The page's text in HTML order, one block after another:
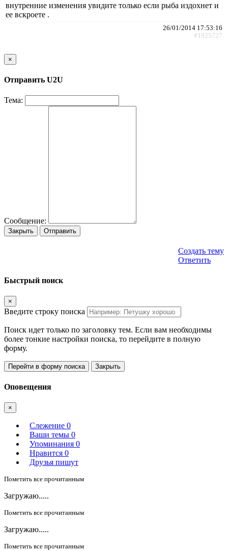
внутренние изменения увидите только если рыба издохнет и
ее вскроете .
26/01/2014 17:53:16
#1925727
×
Отправить U2U
Тема:
Сообщение:
Закрыть Отправить
Создать тему
Ответить
Быстрый поиск
×
Введите строку поиска
Поиск идет только по заголовку тем. Если вам необходимы
более тонкие настройки поиска, то перейдите в полную
форму.
Перейти в форму поиска Закрыть
Оповещения
×
Слежение 0
Ваши темы 0
Упоминания 0
Нравится 0
Друзья пишут
Пометить все прочитанным
Загружаю.....
Пометить все прочитанным
Загружаю.....
Пометить все прочитанным